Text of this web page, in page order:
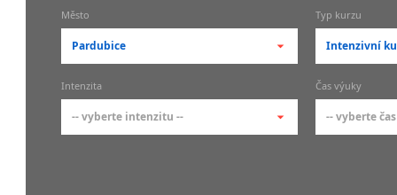
Město
Pardubice
-- vyberte město --
pražské městské části
Typ kurzu
Intenzivní
-- vyberte
Intenzita
-- vyberte intenzitu --
Čas výuky
-- vyberte